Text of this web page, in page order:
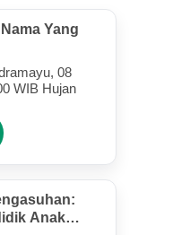
Yang
08
WIB Hujan
Anak